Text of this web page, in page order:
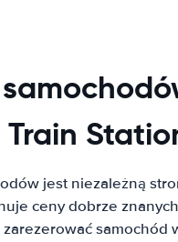
Train
jest niezależną
ceny dobrze